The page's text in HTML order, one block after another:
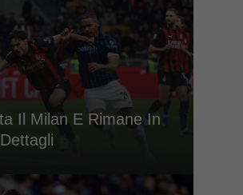
Il Milan E Rimane In